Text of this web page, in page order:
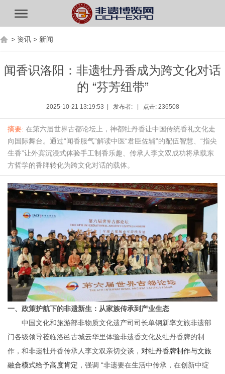
> 资讯 > 新闻
闻香识洛阳：非遗牡丹香成为跨文化对话
的 “芬芳纽带”
2025-10-21 13:19:53 | 发布者: | 点击: 236508
摘要: 在第六届世界古都论坛上，神都牡丹香让中国传统香礼文化走
向国际舞台。通过“闻香服气”解读中医“君臣佐辅”的配伍智慧、“指尖
生香”让外宾沉浸式体验手工制香乐趣、传承人李文双成功将承载东
方哲学的香牌转化为跨文化对话的载体。
一、 政策护航下的非遗新生：从家族传承到产业生态
中国文化和旅游部非物质文化遗产司司长单钢新率文旅非遗部
门各级领导莅临洛邑古城云华里体验非遗香文化及牡丹香牌的制
作，和非遗牡丹香传承人李文双亲切交谈， 对牡丹香牌制作与文旅
融合模式给予高度肯定 ，强调 “非遗要在生活中传承，在创新中绽